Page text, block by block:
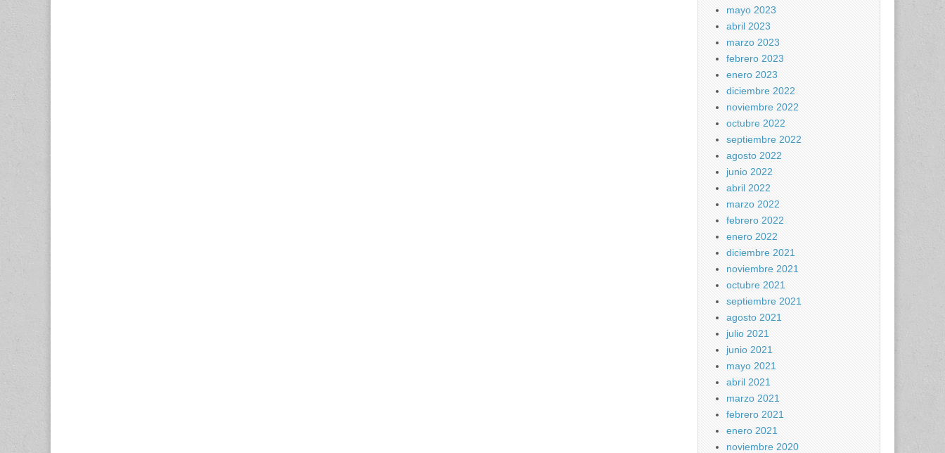
mayo 2023
abril 2023
marzo 2023
febrero 2023
enero 2023
diciembre 2022
noviembre 2022
octubre 2022
septiembre 2022
agosto 2022
junio 2022
abril 2022
marzo 2022
febrero 2022
enero 2022
diciembre 2021
noviembre 2021
octubre 2021
septiembre 2021
agosto 2021
julio 2021
junio 2021
mayo 2021
abril 2021
marzo 2021
febrero 2021
enero 2021
noviembre 2020